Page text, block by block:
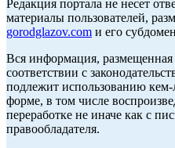
Редакция портала не несет
материалы пользователей,
gorodglazov.com и его
Вся информация, размещенная
соответствии с
подлежит использованию
форме, в том числе
переработке не иначе как с
правообладателя.